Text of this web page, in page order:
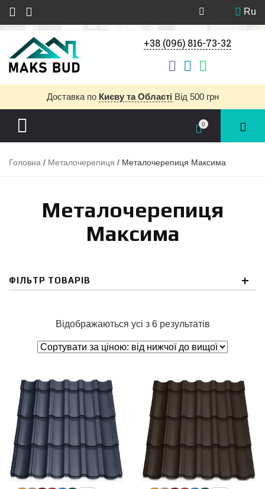
Ru
+38 (096) 816-73-32
Доставка по Києву та Області Від 500 грн
0
Головна / Металочерепиця / Металочерепиця Максима
Металочерепиця
Максима
ФІЛЬТР ТОВАРІВ
Відображаються усі з 6 результатів